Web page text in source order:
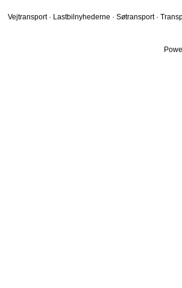
Vejtransport · Lastbilnyhederne · Søtransport ·